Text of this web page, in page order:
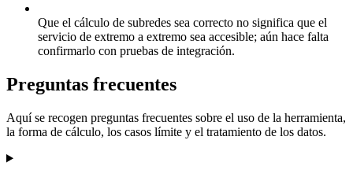
Que el cálculo de subredes sea correcto no significa que el
servicio de extremo a extremo sea accesible; aún hace falta
confirmarlo con pruebas de integración.
Preguntas frecuentes
Aquí se recogen preguntas frecuentes sobre el uso de la herramienta,
la forma de cálculo, los casos límite y el tratamiento de los datos.